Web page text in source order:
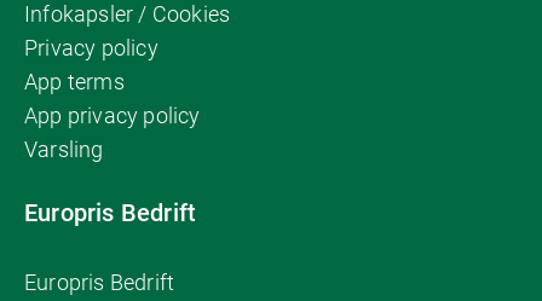
Infokapsler / Cookies
Privacy policy
App terms
App privacy policy
Varsling
Europris Bedrift
Europris Bedrift